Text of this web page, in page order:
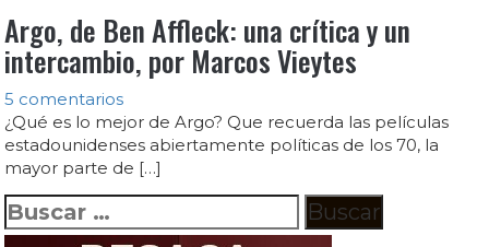
Argo, de Ben Affleck: una crítica y un
intercambio, por Marcos Vieytes
5 comentarios
¿Qué es lo mejor de Argo? Que recuerda las películas
estadounidenses abiertamente políticas de los 70, la
mayor parte de […]
Buscar: